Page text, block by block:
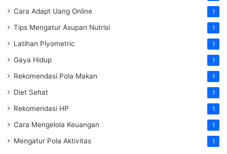
Cara Adapt Uang Online 1
Tips Mengatur Asupan Nutrisi 1
Latihan Plyometric 1
Gaya Hidup 1
Rekomendasi Pola Makan 1
Diet Sehat 1
Rekomendasi HP 1
Cara Mengelola Keuangan 1
Mengatur Pola Aktivitas 1